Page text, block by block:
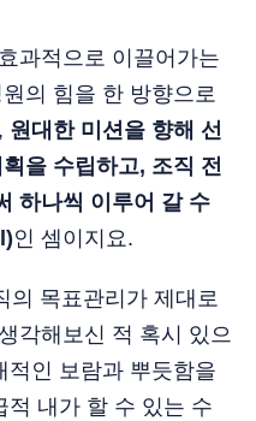
과적으로 이끌어가는
의 힘을 한 방향으로
원대한 미션을 향해 선
을 수립하고, 조직 전
하나씩 이루어 갈 수
인 셈이지요.
의 목표관리가 제대로
각해보신 적 혹시 있으
적인 보람과 뿌듯함을
적 내가 할 수 있는 수